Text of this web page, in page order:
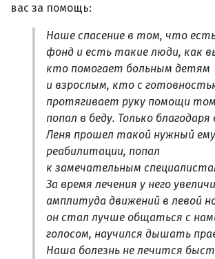
вас за помощь:
Наше спасение в том, что
фонд и есть такие люди, как
кто помогает больным детям
и взрослым, кто с
протягивает руку помощи
попал в беду. Только благодаря
Леня прошел такой нужный
реабилитации, попал
к замечательным
За время лечения у него
амплитуда движений в левой
он стал лучше общаться с
голосом, научился дышать
Наша болезнь не лечится